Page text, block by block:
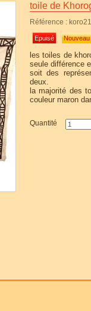
toile de
Référence : koro21
Epuisé Nouveau
les toiles de
seule différence
soit des
deux.
la majorité des
couleur maron
Quantité